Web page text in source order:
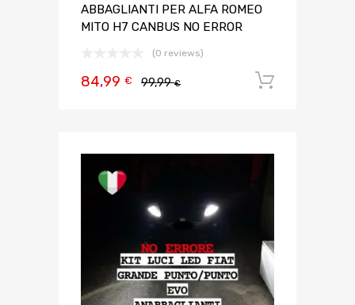
ABBAGLIANTI PER ALFA ROMEO
MITO H7 CANBUS NO ERROR
(0 reviews)
99,99€
84,99 €